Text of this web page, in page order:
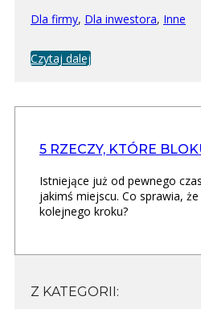
Dla firmy, Dla inwestora, Inne
Czytaj dalej
5 RZECZY, KTÓRE
Istniejące już od pewnego
jakimś miejscu. Co sprawia,
kolejnego kroku?
Z KATEGORII: